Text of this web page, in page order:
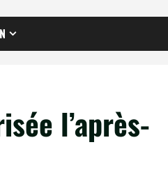
l’après-